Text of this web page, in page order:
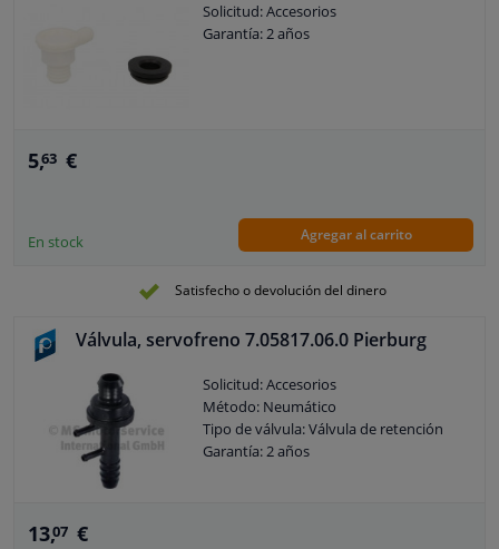
Solicitud: Accesorios
Garantía: 2 años
5,63 €
En stock Agregar al carrito
Satisfecho o devolución del dinero
Válvula, servofreno 7.05817.06.0 Pierburg
Solicitud: Accesorios
Método: Neumático
Tipo de válvula: Válvula de retención
Garantía: 2 años
13,07 €